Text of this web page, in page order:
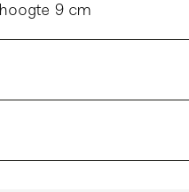
9 cm